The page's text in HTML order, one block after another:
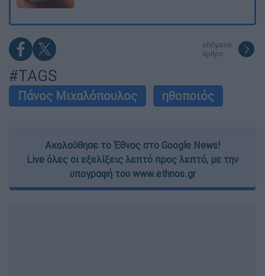
επόμενο
άρθρο
#TAGS
Πάνος Μιχαλόπουλος ηθοποιός
Ακολούθησε το Έθνος στο Google News!
Live όλες οι εξελίξεις λεπτό προς λεπτό, με την
υπογραφή του www.ethnos.gr